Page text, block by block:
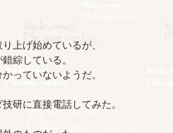
上げ始めているが、
綜している。
っていないようだ。
研に直接電話してみた。